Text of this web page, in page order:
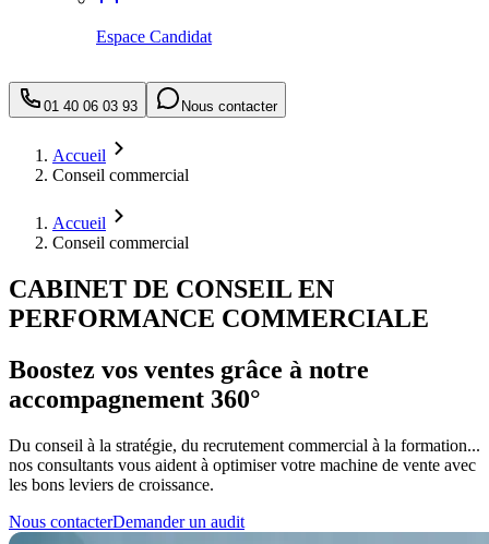
Espace Candidat
01 40 06 03 93 Nous contacter
Accueil
Conseil commercial
Accueil
Conseil commercial
CABINET DE CONSEIL EN
PERFORMANCE COMMERCIALE
Boostez vos ventes grâce à notre
accompagnement 360°
Du conseil à la stratégie, du recrutement commercial à la formation...
nos consultants vous aident à optimiser votre machine de vente avec
les bons leviers de croissance.
Nous contacterDemander un audit